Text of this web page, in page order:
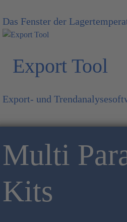
Das Fenster der
Export Tool
Export- und
Multi
Kits